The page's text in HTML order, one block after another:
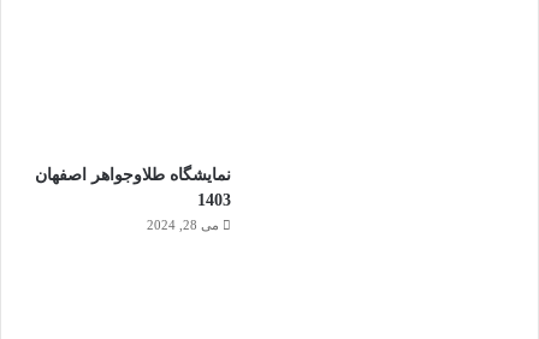
نمایشگاه طلاوجواهر اصفهان
1403
می 28, 2024